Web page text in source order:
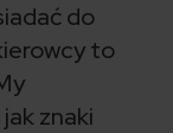
do
to
znaki